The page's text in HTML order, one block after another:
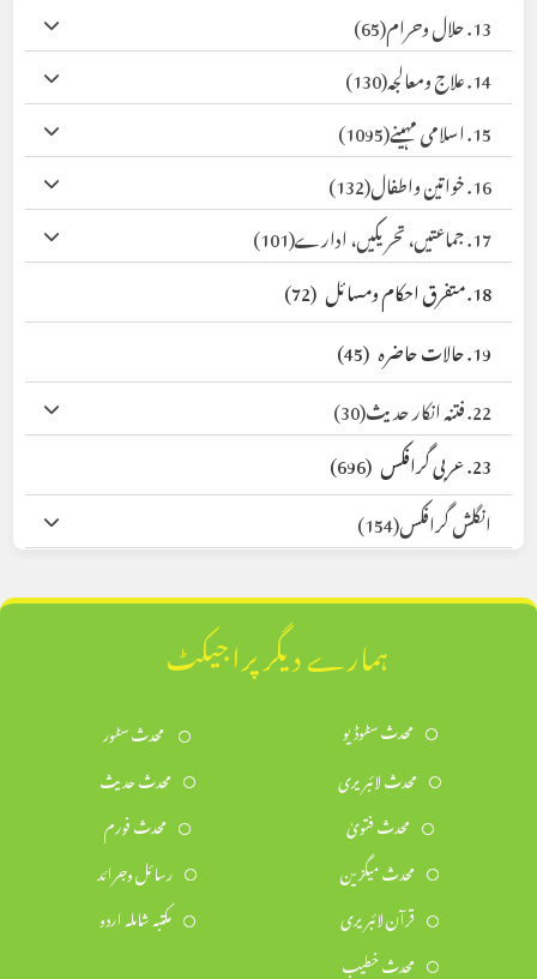
13. حلال وحرام
(65)
14. علاج ومعالجہ
(130)
15. اسلامی مہینے
(1095)
16. خواتین واطفال
(132)
17. جماعتیں، تحریکیں، ادارے
(101)
18. متفرق احکام ومسائل
(72)
19. حالات حاضرہ
(45)
22. فتنہ انکار حدیث
(30)
23. عربی گرافکس
(696)
انگلش گرافکس(154)
ہمارے دیگر پراجیکٹ
محدث سٹوڈیو
محدث سٹور
محدث لائبریری
محدث حدیث
محدث فتویٰ
محدث فورم
محدث میگزین
رسائل وجرائد
قرآن لائبریری
مکتبہ شاملہ اردو
محدث خطیب